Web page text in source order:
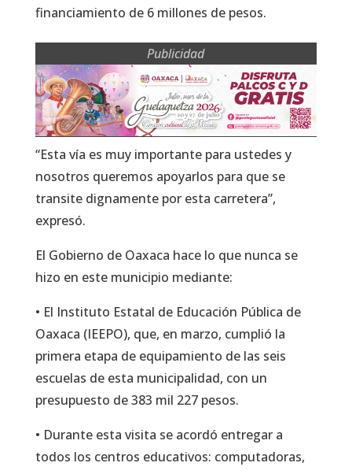
financiamiento de 6 millones de pesos.
Publicidad
“Esta vía es muy importante para ustedes y
nosotros queremos apoyarlos para que se
transite dignamente por esta carretera”,
expresó.
El Gobierno de Oaxaca hace lo que nunca se
hizo en este municipio mediante:
• El Instituto Estatal de Educación Pública de
Oaxaca (IEEPO), que, en marzo, cumplió la
primera etapa de equipamiento de las seis
escuelas de esta municipalidad, con un
presupuesto de 383 mil 227 pesos.
• Durante esta visita se acordó entregar a
todos los centros educativos: computadoras,